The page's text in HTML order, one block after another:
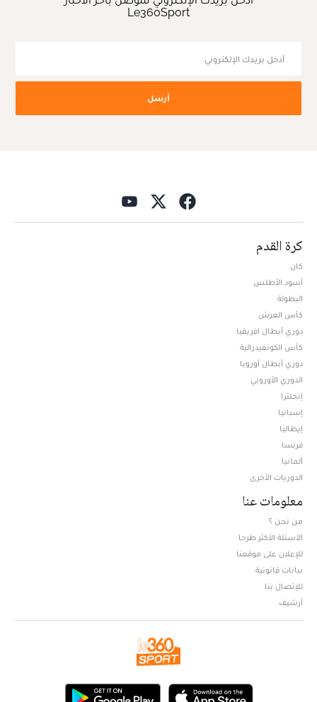
Le360Sport
أرسل
كرة القدم
كان
أسود الأطلس
البطولة
كأس العرش
دوري أبطال افريقيا
كأس الكونفيدرالية
دوري أبطال أوروبا
الدوري الأوروبي
إنجلترا
إسبانيا
إيطاليا
فرنسا
ألمانيا
الدوريات الأخرى
معلومات عنا
من نحن ؟
الأسئلة الأكثر طرحا
للإعلان على موقعنا
بيانات قانونية
للإتصال بنا
أرشيف